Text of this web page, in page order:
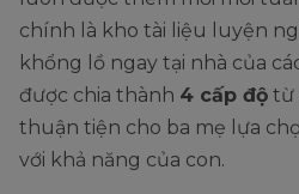
chính là kho tài liệu luyện
khổng lồ ngay tại nhà của
được chia thành 4 cấp độ từ
thuận tiện cho ba mẹ lựa
với khả năng của con.